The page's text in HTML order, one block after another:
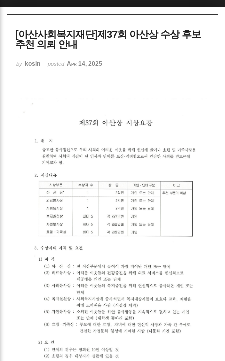
[아산사회복지재단]제37회 아산상 수상 후보
추천 의뢰 안내
by kosin posted Apr 14, 2025
Sketchbook5, 스케치북5
Sketchbook5, 스케치북5